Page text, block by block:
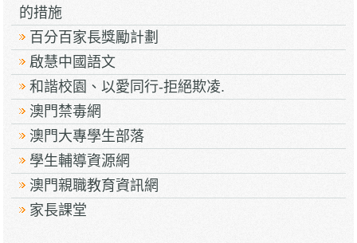
的措施
百分百家長獎勵計劃
啟慧中國語文
和諧校園、以愛同行-拒絕欺凌.
澳門禁毒網
澳門大專學生部落
學生輔導資源網
澳門親職教育資訊網
家長課堂